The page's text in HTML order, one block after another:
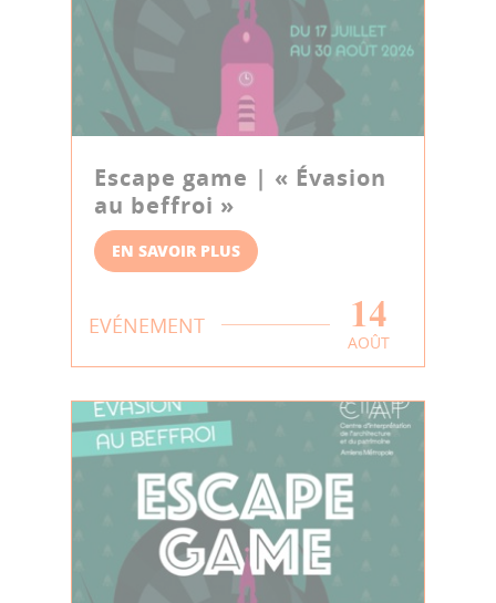
Escape game | « Évasion
au beffroi »
EN SAVOIR PLUS
EVÉNEMENT 14
AOÛT